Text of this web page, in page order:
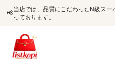
📢当店では、品質にこだわったN級ス
っております。